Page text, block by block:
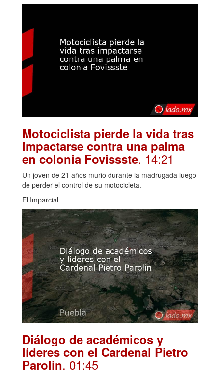
Motociclista pierde la vida tras
impactarse contra una palma
en colonia Fovissste. 14:21
Un joven de 21 años murió durante la madrugada luego
de perder el control de su motocicleta.
El Imparcial
Diálogo de académicos y
líderes con el Cardenal Pietro
Parolin. 01:45